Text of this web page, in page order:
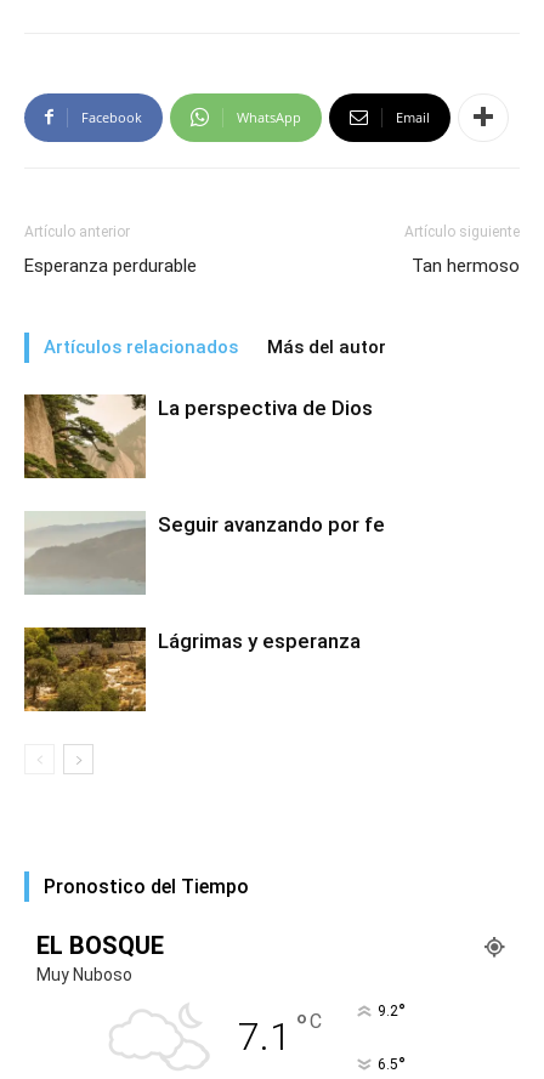
Facebook WhatsApp Email
Artículo anterior
Esperanza perdurable
Artículo siguiente
Tan hermoso
Artículos relacionados Más del autor
La perspectiva de Dios
Seguir avanzando por fe
Lágrimas y esperanza
Pronostico del Tiempo
EL BOSQUE
Muy Nuboso
7.1 °C 9.2°
6.5°